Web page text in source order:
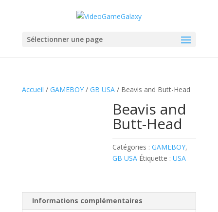
Sélectionner une page
Accueil / GAMEBOY/ GB USA/ Beavis and Butt-Head
Beavis and
Butt-Head
Catégories :GAMEBOY,
GB USA Étiquette :USA
Informations complémentaires